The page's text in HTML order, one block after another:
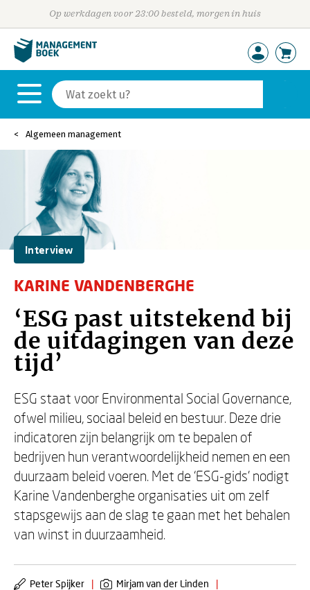
Op werkdagen voor 23:00 besteld, morgen in huis
Algemeen management
Interview
KARINE VANDENBERGHE
‘ESG past uitstekend bij
de uitdagingen van deze
tijd’
ESG staat voor Environmental Social Governance,
ofwel milieu, sociaal beleid en bestuur. Deze drie
indicatoren zijn belangrijk om te bepalen of
bedrijven hun verantwoordelijkheid nemen en een
duurzaam beleid voeren. Met de ‘ESG-gids’ nodigt
Karine Vandenberghe organisaties uit om zelf
stapsgewijs aan de slag te gaan met het behalen
van winst in duurzaamheid.
Peter Spijker | Mirjam van der Linden
|